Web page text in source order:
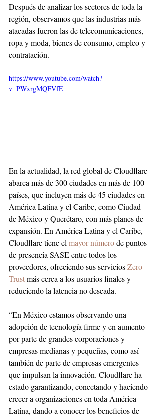
Después de analizar los sectores de toda la
región, observamos que las industrias más
atacadas fueron las de telecomunicaciones,
ropa y moda, bienes de consumo, empleo y
contratación.
https://www.youtube.com/watch?
v=PWxrgMQFVfE
En la actualidad, la red global de Cloudflare
abarca más de 300 ciudades en más de 100
países, que incluyen más de 45 ciudades en
América Latina y el Caribe, como Ciudad
de México y Querétaro, con más planes de
expansión. En América Latina y el Caribe,
Cloudflare tiene el mayor número de puntos
de presencia SASE entre todos los
proveedores, ofreciendo sus servicios Zero
Trust más cerca a los usuarios finales y
reduciendo la latencia no deseada.
“En México estamos observando una
adopción de tecnología firme y en aumento
por parte de grandes corporaciones y
empresas medianas y pequeñas, como así
también de parte de empresas emergentes
que impulsan la innovación. Cloudflare ha
estado garantizando, conectando y haciendo
crecer a organizaciones en toda América
Latina, dando a conocer los beneficios de